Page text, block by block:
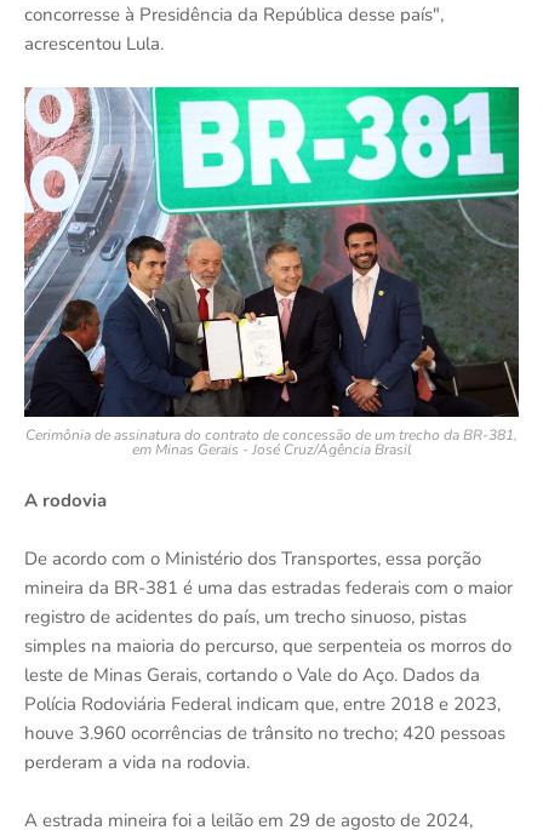
concorresse à Presidência da República desse país",
acrescentou Lula.
Cerimônia de assinatura do contrato de concessão de um trecho da BR-381,
em Minas Gerais - José Cruz/Agência Brasil
A rodovia
De acordo com o Ministério dos Transportes, essa porção
mineira da BR-381 é uma das estradas federais com o maior
registro de acidentes do país, um trecho sinuoso, pistas
simples na maioria do percurso, que serpenteia os morros do
leste de Minas Gerais, cortando o Vale do Aço. Dados da
Polícia Rodoviária Federal indicam que, entre 2018 e 2023,
houve 3.960 ocorrências de trânsito no trecho; 420 pessoas
perderam a vida na rodovia.
A estrada mineira foi a leilão em 29 de agosto de 2024,